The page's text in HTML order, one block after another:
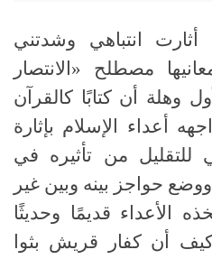
انتباهي وشدتني
مصطلح «الانتصار
وهلة أن كتابًا كالقرآن
أعداء الإسلام بإثارة
للتقليل من تأثيره في
حواجز بينه وبين غير
الأعداء قديمًا وحديثًا
أن كفار قريش بثوا